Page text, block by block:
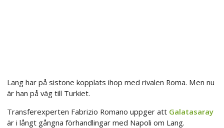
Lang har på sistone kopplats ihop med rivalen Roma. Men nu
är han på väg till Turkiet.
Transferexperten Fabrizio Romano uppger att Galatasaray
är i långt gångna förhandlingar med Napoli om Lang.